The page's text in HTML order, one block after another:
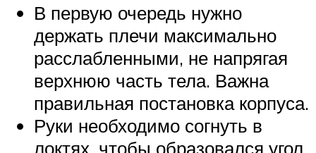
В первую очередь нужно
держать плечи максимально
расслабленными, не напрягая
верхнюю часть тела. Важна
правильная постановка корпуса.
Руки необходимо согнуть в
локтях, чтобы образовался угол